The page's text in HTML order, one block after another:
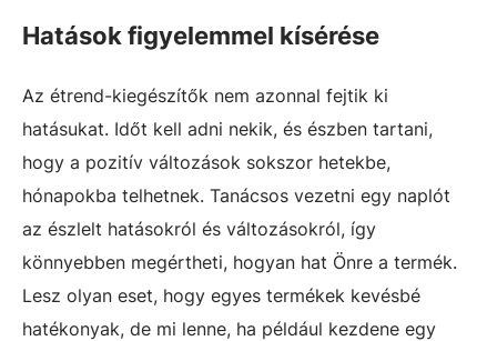
Hatások figyelemmel kísérése
Az étrend-kiegészítők nem azonnal fejtik ki
hatásukat. Időt kell adni nekik, és észben tartani,
hogy a pozitív változások sokszor hetekbe,
hónapokba telhetnek. Tanácsos vezetni egy naplót
az észlelt hatásokról és változásokról, így
könnyebben megértheti, hogyan hat Önre a termék.
Lesz olyan eset, hogy egyes termékek kevésbé
hatékonyak, de mi lenne, ha például kezdene egy